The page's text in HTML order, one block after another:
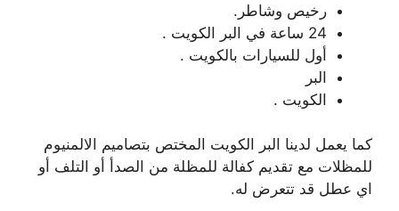
رخيص وشاطر.
24 ساعة في البر الكويت .
أول للسيارات بالكويت .
البر
الكويت .
كما يعمل لدينا البر الكويت المختص بتصاميم الالمنيوم
للمظلات مع تقديم كفالة للمظلة من الصدأ أو التلف أو
اي عطل قد تتعرض له.